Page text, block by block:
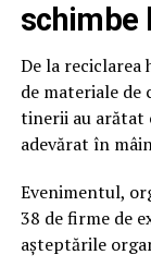
schimbe
De la reciclarea
de materiale
tinerii au arătat
adevărat în
Evenimentul,
38 de firme de
așteptările